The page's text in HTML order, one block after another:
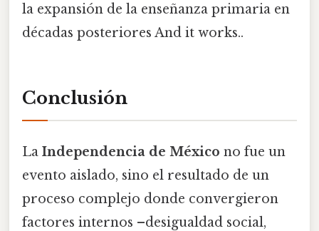
la expansión de la enseñanza primaria en
décadas posteriores And it works..
Conclusión
La Independencia de México no fue un
evento aislado, sino el resultado de un
proceso complejo donde convergieron
factores internos –desigualdad social,